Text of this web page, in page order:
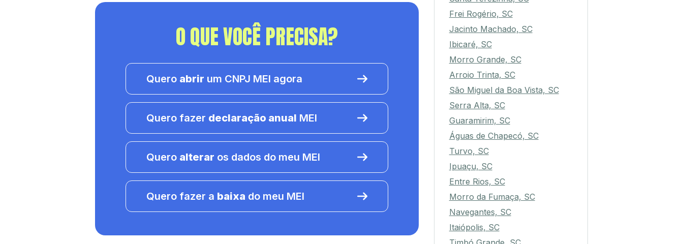
O QUE VOCÊ PRECISA?
Quero abrir um CNPJ MEI agora
Quero fazer declaração anual MEI
Quero alterar os dados do meu MEI
Quero fazer a baixa do meu MEI
Santa Terezinha, SC
Frei Rogério, SC
Jacinto Machado, SC
Ibicaré, SC
Morro Grande, SC
Arroio Trinta, SC
São Miguel da Boa Vista, SC
Serra Alta, SC
Guaramirim, SC
Águas de Chapecó, SC
Turvo, SC
Ipuaçu, SC
Entre Rios, SC
Morro da Fumaça, SC
Navegantes, SC
Itaiópolis, SC